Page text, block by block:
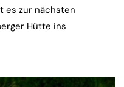
es zur nächsten
Hütte ins